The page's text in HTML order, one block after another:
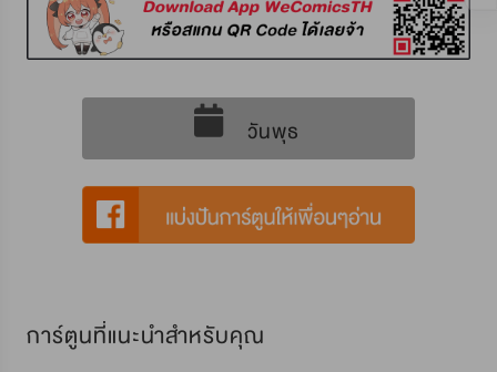
วันพุธ
การ์ตูนที่แนะนำสำหรับคุณ